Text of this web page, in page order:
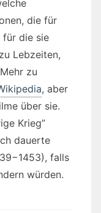
die für
für die sie
Lebzeiten,
zu
, aber
über sie.
Krieg”
dauerte
falls
würden.